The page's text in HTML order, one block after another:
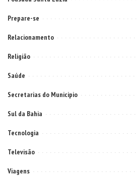
Prepare-se
Relacionamento
Religião
Saúde
Secretarias do Municipio
Sul da Bahia
Tecnologia
Televisão
Viagens